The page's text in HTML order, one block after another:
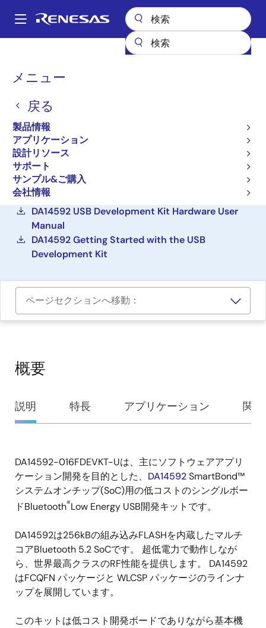
ン
Main
メニュー
戻る
製品情報
アプリケーション
設計リソース
サポート
サンプル&ご購入
会社情報
パ
く
ず
DA14592-016FDEVKT-U
SmartBond DA14592
Bluetooth Low Energy 5.2
SoC USB開発キット
DA14592-016FDEVKT-U
ご購入
DA14592 USB Development Kit Hardware User
Manual
DA14592 Getting Started with the USB
Development Kit
ページセクションへ移動：
概要
概
要
説明 特長 アプリケーション 関
説
明
DA14592-016FDEVKT-Uは、主にソフトウェアアプリ
ケーション開発を目的とした、 DA14592SmartBond™
システムオンチップ(SoC)用の低コストのシングルボー
ドBluetooth®Low Energy USB開発キットです。
DA14592は256kBの組み込みFLASHを内蔵したマルチ
コアBluetooth 5.2 SoCです。 超低電力で動作しなが
ら、世界最高クラスのRF性能を提供します。 DA14592
はFCQFN パッケージと WLCSP パッケージのラインナ
ップを展開しています。
このキットは低コスト開発ボードでありながら基本機